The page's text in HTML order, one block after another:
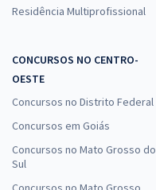
Residência Multiprofissional
CONCURSOS NO CENTRO-
OESTE
Concursos no Distrito Federal
Concursos em Goiás
Concursos no Mato Grosso do
Sul